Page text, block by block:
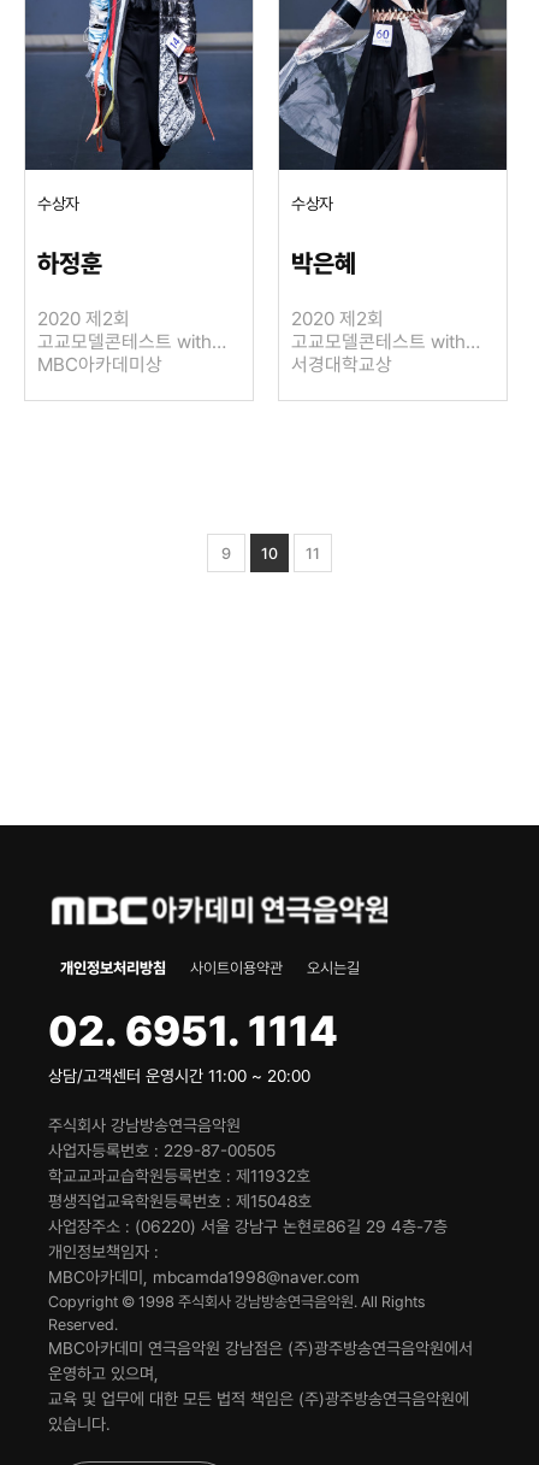
수상자
하정훈
2020 제2회
고교모델콘테스트 with
LIE SANG BONG
MBC아카데미상
수상자
박은혜
2020 제2회
고교모델콘테스트 with
LIE SANG BONG
서경대학교상
9
페이지 열린
10
페이지 다음
11
페이지
개인정보처리방침 사이트이용약관 오시는길
02. 6951. 1114
상담/고객센터 운영시간 11:00 ~ 20:00
주식회사 강남방송연극음악원
사업자등록번호
229-87-00505
학교교과교습학원등록번호
제11932호
평생직업교육학원등록번호
제15048호
사업장주소
(06220) 서울 강남구 논현로86길 29 4층-7층
개인정보책임자
MBC아카데미, mbcamda1998@naver.com
Copyright © 1998 주식회사 강남방송연극음악원. All Rights
Reserved.
MBC아카데미 연극음악원 강남점은 (주)광주방송연극음악원에서
운영하고 있으며,
교육 및 업무에 대한 모든 법적 책임은 (주)광주방송연극음악원에
있습니다.